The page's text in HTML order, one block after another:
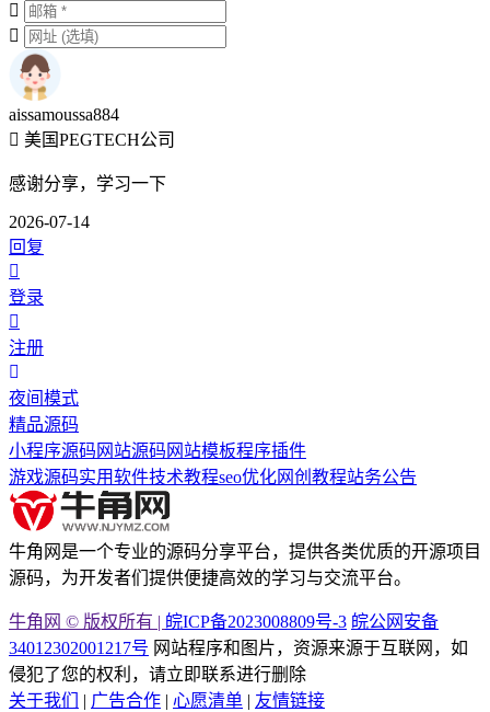
aissamoussa884
美国PEGTECH公司
感谢分享，学习一下
2026-07-14
回复
登录
注册
夜间模式
精品源码
小程序源码 网站源码 网站模板程序插件
游戏源码实用软件技术教程seo优化网创教程站务公告
牛角网是一个专业的源码分享平台，提供各类优质的开源项目
源码，为开发者们提供便捷高效的学习与交流平台。
牛角网 © 版权所有 | 皖ICP备2023008809号-3 皖公网安备
34012302001217号 网站程序和图片，资源来源于互联网，如
侵犯了您的权利，请立即联系进行删除
关于我们
| 广告合作 | 心愿清单 | 友情链接